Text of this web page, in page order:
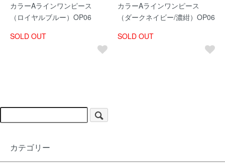
カラーAラインワンピース
（ロイヤルブルー）OP06
SOLD OUT
カラーAラインワンピース
（ダークネイビー/濃紺）OP06
SOLD OUT
カテゴリー